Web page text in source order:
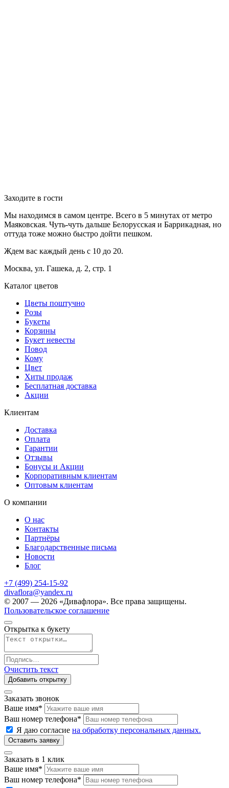
Заходите в гости
Мы находимся в самом центре. Всего в 5 минутах от метро
Маяковская. Чуть-чуть дальше Белорусская и Баррикадная, но
оттуда тоже можно быстро дойти пешком.
Ждем вас каждый день с 10 до 20.
Москва, ул. Гашека, д. 2, стр. 1
Каталог цветов
Цветы поштучно
Розы
Букеты
Корзины
Букет невесты
Повод
Кому
Цвет
Хиты продаж
Бесплатная доставка
Акции
Клиентам
Доставка
Оплата
Гарантии
Отзывы
Бонусы и Акции
Корпоративным клиентам
Оптовым клиентам
О компании
О нас
Контакты
Партнёры
Благодарственные письма
Новости
Блог
+7 (499) 254-15-92
divaflora@yandex.ru
© 2007 — 2026 «Дивафлора». Все права защищены.
Пользовательское соглашение
Открытка к букету
Очистить текст
Добавить открытку
Заказать звонок
Ваше имя*
Ваш номер телефона*
Я даю согласие на обработку персональных данных.
Заказать в 1 клик
Ваше имя*
Ваш номер телефона*